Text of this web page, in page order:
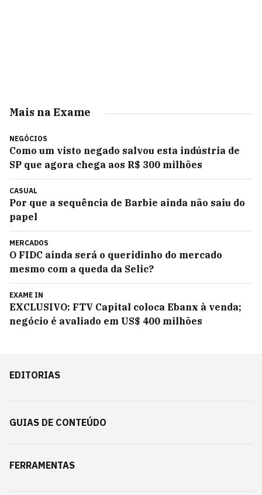
Mais na Exame
NEGÓCIOS
Como um visto negado salvou esta indústria de
SP que agora chega aos R$ 300 milhões
CASUAL
Por que a sequência de Barbie ainda não saiu do
papel
MERCADOS
O FIDC ainda será o queridinho do mercado
mesmo com a queda da Selic?
EXAME IN
EXCLUSIVO: FTV Capital coloca Ebanx à venda;
negócio é avaliado em US$ 400 milhões
EDITORIAS
GUIAS DE CONTEÚDO
FERRAMENTAS